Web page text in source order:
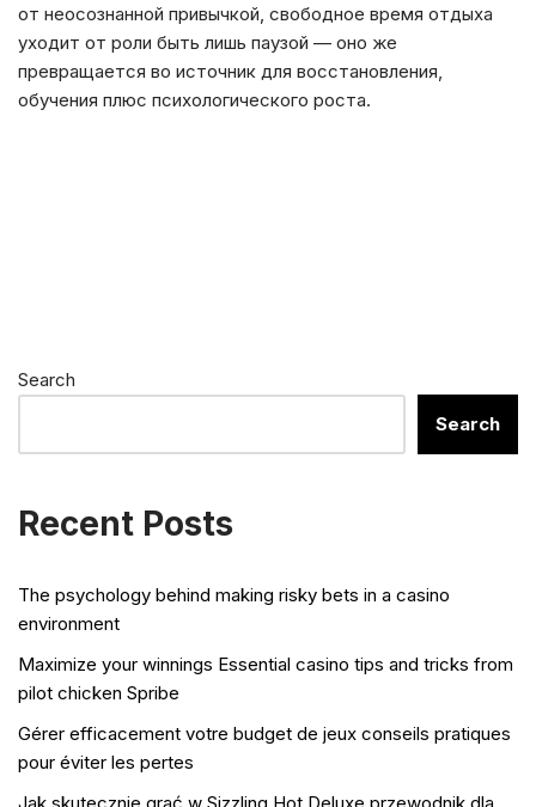
от неосознанной привычкой, свободное время отдыха
уходит от роли быть лишь паузой — оно же
превращается во источник для восстановления,
обучения плюс психологического роста.
Search
Search
Recent Posts
The psychology behind making risky bets in a casino
environment
Maximize your winnings Essential casino tips and tricks from
pilot chicken Spribe
Gérer efficacement votre budget de jeux conseils pratiques
pour éviter les pertes
Jak skutecznie grać w Sizzling Hot Deluxe przewodnik dla